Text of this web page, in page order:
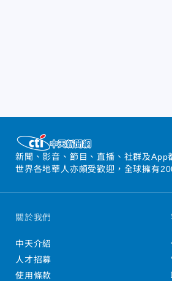
新聞、影音、節目、直播、社群及App
世界各地華人亦頗受歡迎，全球擁有
關於我們
中天介紹
人才招募
使用條款